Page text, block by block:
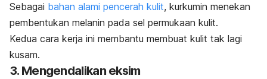
Sebagai bahan alami pencerah kulit, kurkumin menekan
pembentukan melanin pada sel permukaan kulit.
Kedua cara kerja ini membantu membuat kulit tak lagi
kusam.
3. Mengendalikan eksim